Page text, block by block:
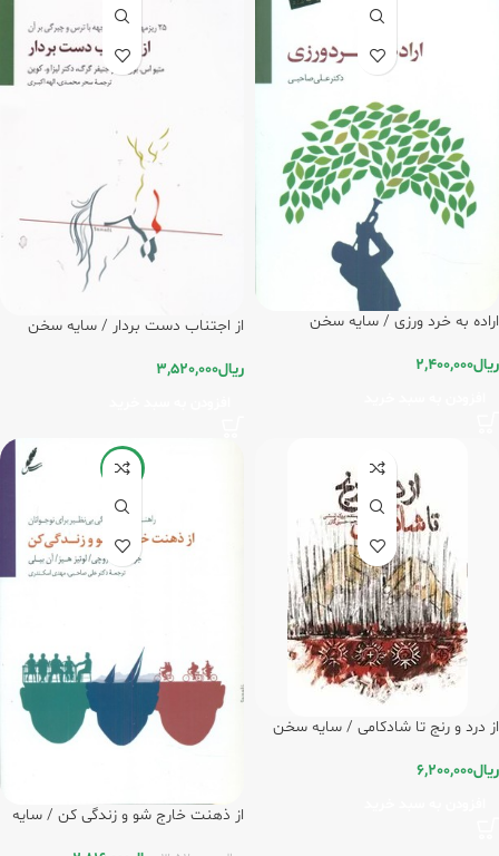
اراده به خرد ورزی / سایه سخن
ریال2,400,000
از اجتناب دست بردار / سایه سخن
ریال3,520,000
از درد و رنج تا شادکامی / سایه سخن
ریال6,200,000
-20%
از ذهنت خارج شو و زندگی کن / سایه